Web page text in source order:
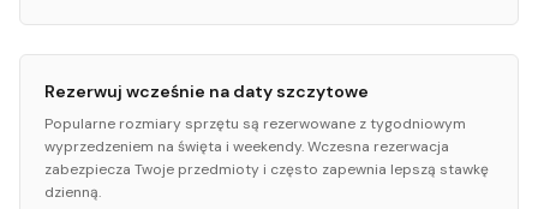
Rezerwuj wcześnie na daty szczytowe
Popularne rozmiary sprzętu są rezerwowane z tygodniowym
wyprzedzeniem na święta i weekendy. Wczesna rezerwacja
zabezpiecza Twoje przedmioty i często zapewnia lepszą stawkę
dzienną.